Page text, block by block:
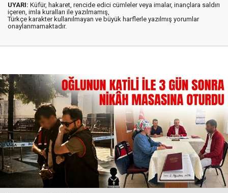
UYARI: Küfür, hakaret, rencide edici cümleler veya imalar, inançlara saldırı
içeren, imla kuralları ile yazılmamış,
Türkçe karakter kullanılmayan ve büyük harflerle yazılmış yorumlar
onaylanmamaktadır.